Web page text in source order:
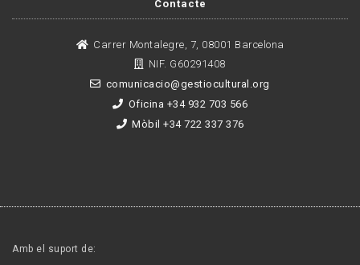
Contacte
Carrer Montalegre, 7, 08001 Barcelona
NIF. G60291408
comunicacio@gestiocultural.org
Oficina +34 932 703 566
Mòbil +34 722 337 376
Amb el suport de: